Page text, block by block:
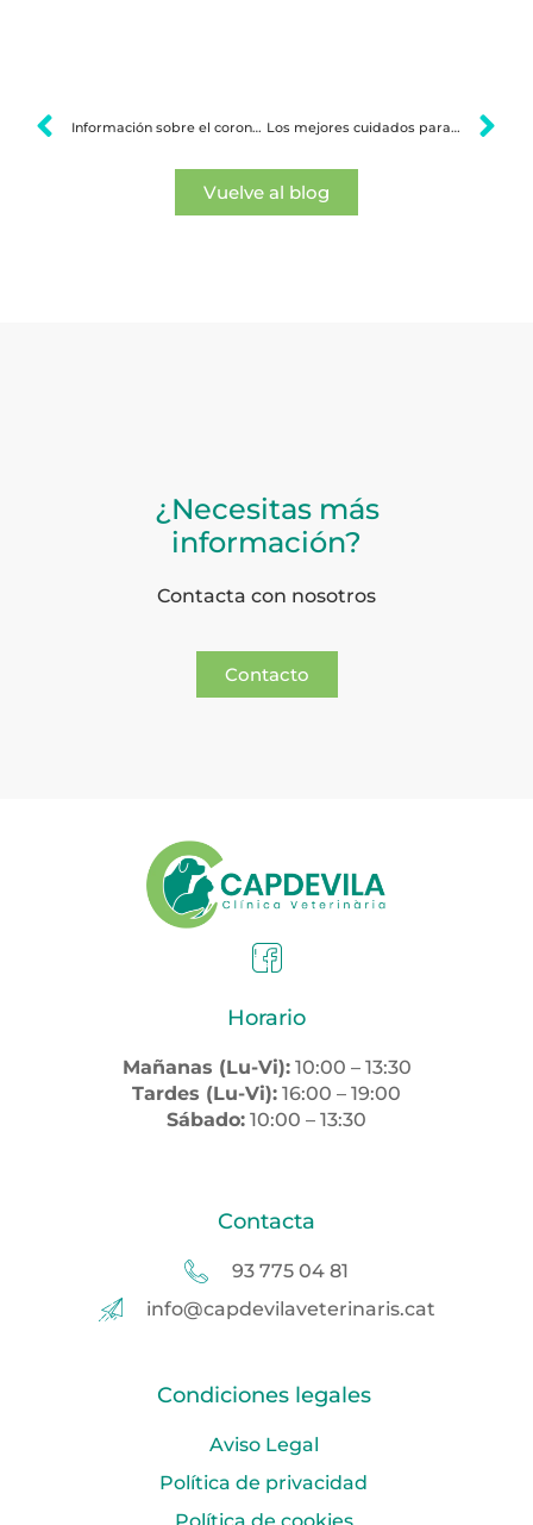
Información sobre el coronavirus COVID-19 Los mejores cuidados para tu cachorro
Vuelve al blog
¿Necesitas más
información?
Contacta con nosotros
Contacto
Horario
Mañanas (Lu-Vi):10:00 – 13:30
Tardes (Lu-Vi): 16:00 – 19:00
Sábado: 10:00 – 13:30
Contacta
93 775 04 81
info@capdevilaveterinaris.cat
Condiciones legales
Aviso Legal
Política de privacidad
Política de cookies